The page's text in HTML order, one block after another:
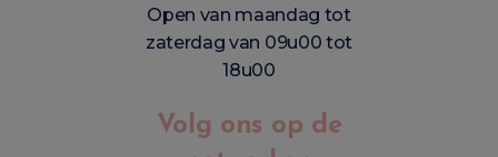
Open van maandag tot
zaterdag van 09u00 tot
18u00
Volg ons op de